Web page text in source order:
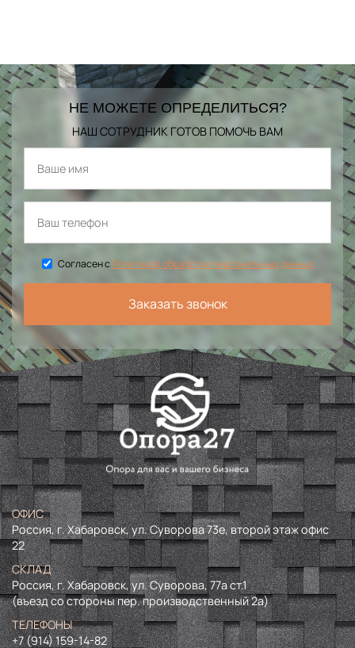
НЕ МОЖЕТЕ ОПРЕДЕЛИТЬСЯ?
НАШ СОТРУДНИК ГОТОВ ПОМОЧЬ ВАМ
Согласен сПолитикой обработки персональных данных
Заказать звонок
ОФИС
Россия, г. Хабаровск, ул. Суворова 73е, второй этаж офис
22
СКЛАД
Россия, г. Хабаровск, ул. Суворова, 77а ст.1
(въезд со стороны пер. производственный 2а)
ТЕЛЕФОНЫ
+7 (914) 159-14-82